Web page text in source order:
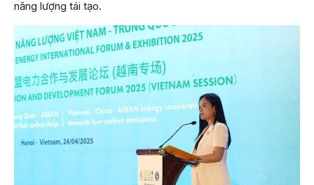
năng lượng tái tạo.